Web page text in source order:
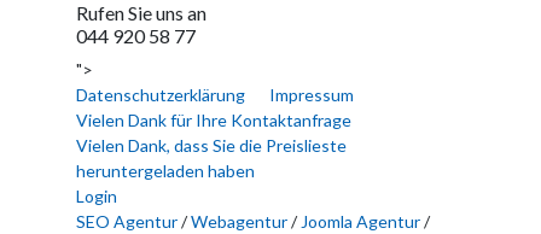
Rufen Sie uns an
044 920 58 77
">
Datenschutzerklärung
Impressum
Vielen Dank für Ihre Kontaktanfrage
Vielen Dank, dass Sie die Preislieste
heruntergeladen haben
Login
SEO Agentur/Webagentur/Joomla Agentur/